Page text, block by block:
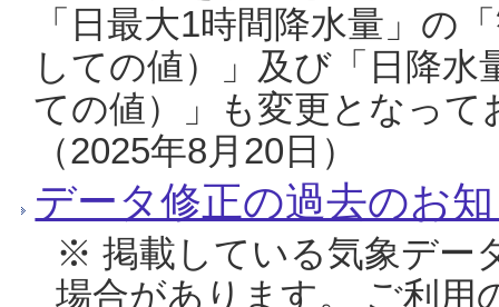
「日最大1時間降水量」の
しての値）」及び「日降
ての値）」も変更となっ
（2025年8月20日）
データ修正の過去のお
※ 掲載している気象デー
場合があります。 ご利用